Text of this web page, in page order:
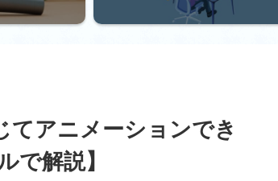
アニメーションでき
で解説】